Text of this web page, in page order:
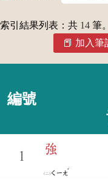
索引結果列表：共 14 筆。
加入筆
編號
1
強
ㄑㄧㄤ
ˇ